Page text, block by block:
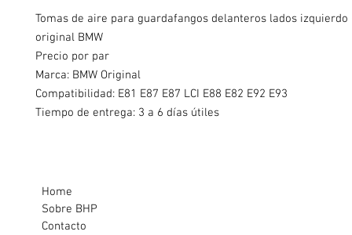
Tomas de aire para guardafangos delanteros lados izquierdo
original BMW
Precio por par
Marca: BMW Original
Compatibilidad: E81 E87 E87 LCI E88 E82 E92 E93
Tiempo de entrega: 3 a 6 días útiles
Home
Sobre BHP
Contacto